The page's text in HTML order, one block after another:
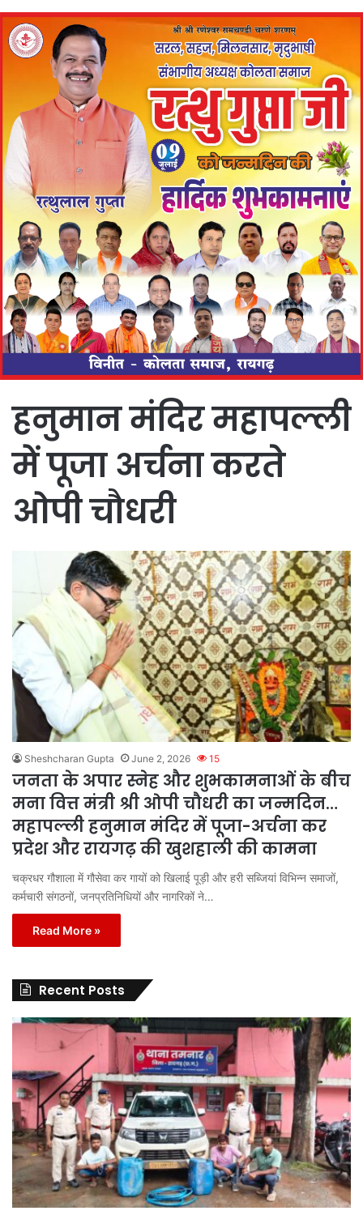
हनुमान मंदिर महापल्ली
में पूजा अर्चना करते
ओपी चौधरी
Sheshcharan Gupta June 2, 2026 15
जनता के अपार स्नेह और शुभकामनाओं के बीच
मना वित्त मंत्री श्री ओपी चौधरी का जन्मदिन…
महापल्ली हनुमान मंदिर में पूजा-अर्चना कर
प्रदेश और रायगढ़ की खुशहाली की कामना
चक्रधर गौशाला में गौसेवा कर गायों को खिलाई पूड़ी और हरी सब्जियां विभिन्न समाजों,
कर्मचारी संगठनों, जनप्रतिनिधियों और नागरिकों ने…
Read More »
Recent Posts